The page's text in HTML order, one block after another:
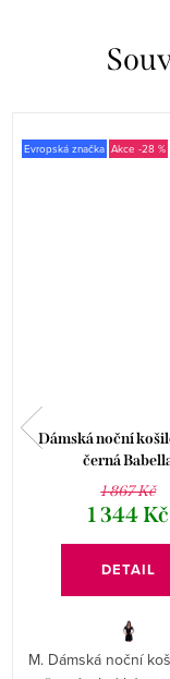
Evropská značka -28 %
Dámská noční
černá
1 867 Kč
1 344 Kč
DETAIL
M. Dámská noční